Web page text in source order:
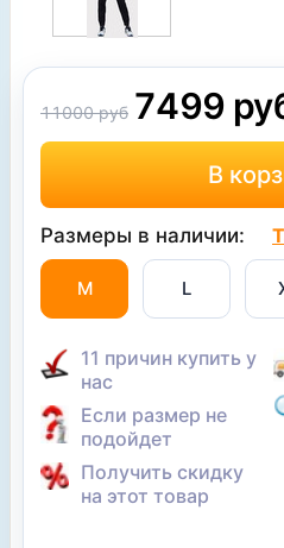
11000 руб 7499
Размеры в наличии:
M L
11 причин купить у
нас
Если размер не
подойдет
Получить скидку
на этот товар